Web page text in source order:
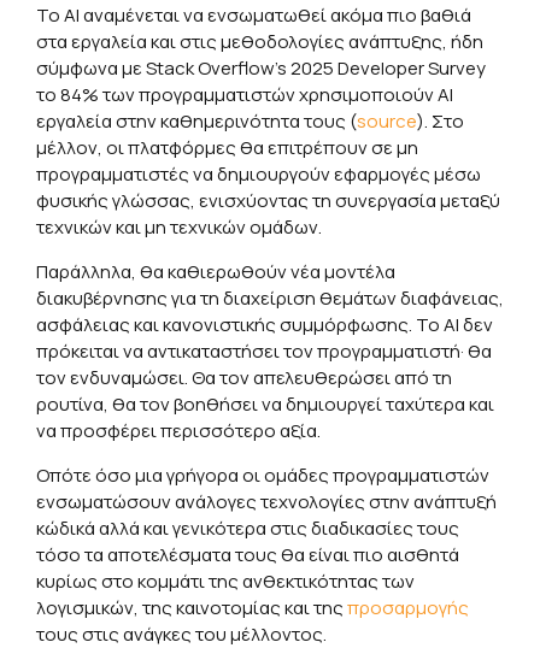
Το ΑΙ αναμένεται να ενσωματωθεί ακόμα πιο βαθιά
στα εργαλεία και στις μεθοδολογίες ανάπτυξης, ήδη
σύμφωνα με Stack Overflow’s 2025 Developer Survey
το 84% των προγραμματιστών χρησιμοποιούν AI
εργαλεία στην καθημερινότητα τους (source). Στο
μέλλον, οι πλατφόρμες θα επιτρέπουν σε μη
προγραμματιστές να δημιουργούν εφαρμογές μέσω
φυσικής γλώσσας, ενισχύοντας τη συνεργασία μεταξύ
τεχνικών και μη τεχνικών ομάδων.
Παράλληλα, θα καθιερωθούν νέα μοντέλα
διακυβέρνησης για τη διαχείριση θεμάτων διαφάνειας,
ασφάλειας και κανονιστικής συμμόρφωσης. Το ΑΙ δεν
πρόκειται να αντικαταστήσει τον προγραμματιστή· θα
τον ενδυναμώσει. Θα τον απελευθερώσει από τη
ρουτίνα, θα τον βοηθήσει να δημιουργεί ταχύτερα και
να προσφέρει περισσότερο αξία.
Οπότε όσο μια γρήγορα οι ομάδες προγραμματιστών
ενσωματώσουν ανάλογες τεχνολογίες στην ανάπτυξή
κώδικά αλλά και γενικότερα στις διαδικασίες τους
τόσο τα αποτελέσματα τους θα είναι πιο αισθητά
κυρίως στο κομμάτι της ανθεκτικότητας των
λογισμικών, της καινοτομίας και τηςπροσαρμογής
τους στις ανάγκες του μέλλοντος.